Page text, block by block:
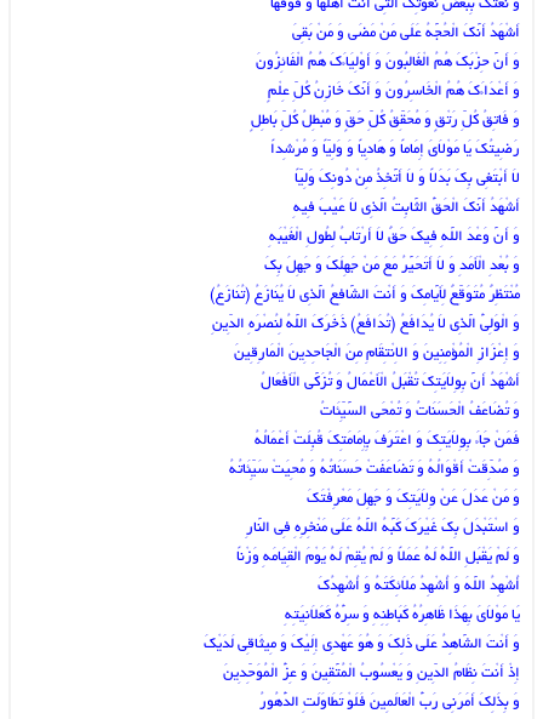
وَ نَعَتَکَ بِبَعْضِ نُعُوتِکَ الَّتِی أَنْتَ أَهْلُهَا وَ فَوْقَهَا
أَشْهَدُ أَنَّکَ الْحُجَّهُ عَلَى مَنْ مَضَى وَ مَنْ بَقِیَ
وَ أَنَّ حِزْبَکَ هُمُ الْغَالِبُونَ وَ أَوْلِیَاءَکَ هُمُ الْفَائِزُونَ‏
وَ أَعْدَاءَکَ هُمُ الْخَاسِرُونَ وَ أَنَّکَ خَازِنُ کُلِّ عِلْمٍ
وَ فَاتِقُ کُلِّ رَتْقٍ وَ مُحَقِّقُ کُلِّ حَقٍّ وَ مُبْطِلُ کُلِّ بَاطِلٍ‏
رَضِیتُکَ یَا مَوْلاَیَ إِمَاماً وَ هَادِیاً وَ وَلِیّاً وَ مُرْشِداً
لاَ أَبْتَغِی بِکَ بَدَلاً وَ لاَ أَتَّخِذُ مِنْ دُونِکَ وَلِیّاً
أَشْهَدُ أَنَّکَ الْحَقُّ الثَّابِتُ الَّذِی لاَ عَیْبَ فِیهِ
وَ أَنَّ وَعْدَ اللَّهِ فِیکَ حَقٌ‏ لاَ أَرْتَابُ لِطُولِ الْغَیْبَهِ
وَ بُعْدِ الْأَمَدِ وَ لاَ أَتَحَیَّرُ مَعَ مَنْ جَهِلَکَ وَ جَهِلَ بِکَ‏
مُنْتَظِرٌ مُتَوَقِّعٌ لِأَیَّامِکَ وَ أَنْتَ الشَّافِعُ الَّذِی لاَ یُنَازَعُ (تُنَازَعُ)
وَ الْوَلِیُّ الَّذِی لاَ یُدَافَعُ (تُدَافَعُ) ذَخَرَکَ اللَّهُ لِنُصْرَهِ الدِّینِ
وَ إِعْزَازِ الْمُؤْمِنِینَ وَ الاِنْتِقَامِ مِنَ الْجَاحِدِینَ الْمَارِقِینَ‏
أَشْهَدُ أَنَّ بِوِلاَیَتِکَ تُقْبَلُ الْأَعْمَالُ وَ تُزَکَّى الْأَفْعَالُ
وَ تُضَاعَفُ الْحَسَنَاتُ وَ تُمْحَى السَّیِّئَاتُ‏
فَمَنْ جَاءَ بِوِلاَیَتِکَ وَ اعْتَرَفَ بِإِمَامَتِکَ قُبِلَتْ أَعْمَالُهُ
وَ صُدِّقَتْ أَقْوَالُهُ وَ تَضَاعَفَتْ حَسَنَاتُهُ وَ مُحِیَتْ سَیِّئَاتُهُ‏
وَ مَنْ عَدَلَ عَنْ وِلاَیَتِکَ وَ جَهِلَ مَعْرِفْتَکَ
وَ اسْتَبْدَلَ بِکَ غَیْرَکَ کَبَّهُ اللَّهُ عَلَى مَنْخِرِهِ فِی النَّارِ
وَ لَمْ یَقْبَلِ اللَّهُ لَهُ عَمَلاً وَ لَمْ یُقِمْ لَهُ یَوْمَ الْقِیَامَهِ وَزْناً
أُشْهِدُ اللَّهَ وَ أُشْهِدُ مَلاَئِکَتَهُ وَ أُشْهِدُکَ
یَا مَوْلاَیَ بِهَذَا ظَاهِرُهُ کَبَاطِنِهِ وَ سِرُّهُ کَعَلاَنِیَتِهِ‏
وَ أَنْتَ الشَّاهِدُ عَلَى ذَلِکَ وَ هُوَ عَهْدِی إِلَیْکَ وَ مِیثَاقِی لَدَیْکَ‏
إِذْ أَنْتَ نِظَامُ الدِّینِ وَ یَعْسُوبُ الْمُتَّقِینَ وَ عِزُّ الْمُوَحِّدِینَ‏
وَ بِذَلِکَ أَمَرَنِی رَبُّ الْعَالَمِینَ فَلَوْ تَطَاوَلَتِ الدُّهُورُ